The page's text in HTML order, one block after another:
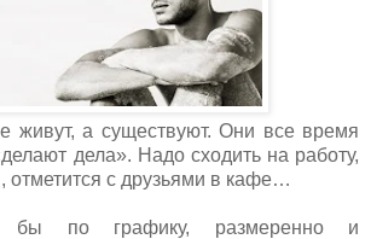
живут, а существуют. Они все время
дела». Надо сходить на работу,
отметится с друзьями в кафе…
бы по графику, размеренно и